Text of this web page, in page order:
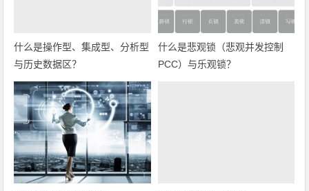
什么是操作型、集成型、分析型
与历史数据区？
什么是悲观锁（悲观并发控制
PCC）与乐观锁？